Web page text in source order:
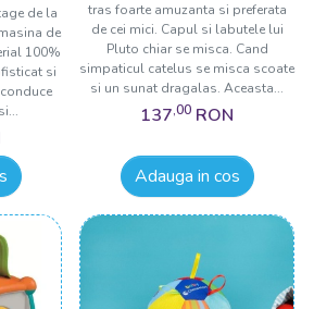
de la
de
100%
si
tras foarte amuzanta si preferata
de cei mici. Capul si labutele lui
Pluto chiar se misca. Cand
simpaticul catelus se misca scoate
si un sunat dragalas. Aceasta...
137,00 RON
Adauga in cos